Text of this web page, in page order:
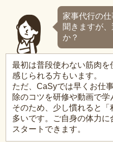
家事代行の
聞きますが
か？
最初は普段使わない筋肉
感じられる方もいます。
ただ、CaSyでは早くお仕
除のコツを研修や動画で学
そのため、少し慣れると
多いです。ご自身の体力に
スタートできます。